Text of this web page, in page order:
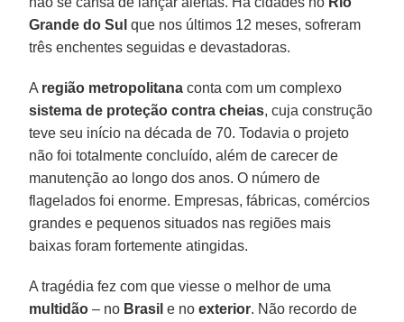
Grande do Sul que nos últimos 12 meses, sofreram
três enchentes seguidas e devastadoras.
A região metropolitana conta com um complexo
sistema de proteção contra cheias, cuja construção
teve seu início na década de 70. Todavia o projeto
não foi totalmente concluído, além de carecer de
manutenção ao longo dos anos. O número de
flagelados foi enorme. Empresas, fábricas, comércios
grandes e pequenos situados nas regiões mais
baixas foram fortemente atingidas.
A tragédia fez com que viesse o melhor de uma
multidão – no Brasil e noexterior. Não recordo de